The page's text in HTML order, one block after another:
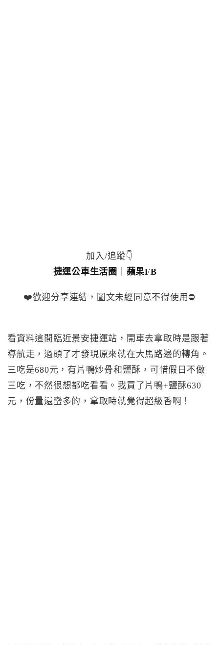
加入/追蹤👇
捷運公車生活圈
蘋果FB
❤️歡迎分享連結，圖文未經同意不得使用⛔️
看資料這間臨近景安捷運站，開車去拿取時是跟著
導航走，過頭了才發現原來就在大馬路邊的轉角。
三吃是680元，有片鴨炒骨和鹽酥，可惜假日不做
三吃，不然很想都吃看看。我買了片鴨+鹽酥630
元，份量還蠻多的，拿取時就覺得超級香啊！